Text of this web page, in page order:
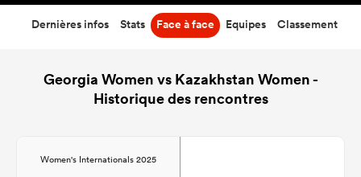
Dernières infos Stats Face à face Equipes Classement
Georgia Women vs Kazakhstan Women -
Historique des rencontres
Women's Internationals 2025